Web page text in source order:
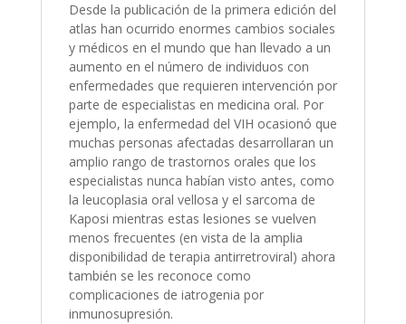
Desde la publicación de la primera edición del
atlas han ocurrido enormes cambios sociales
y médicos en el mundo que han llevado a un
aumento en el número de individuos con
enfermedades que requieren intervención por
parte de especialistas en medicina oral. Por
ejemplo, la enfermedad del VIH ocasionó que
muchas personas afectadas desarrollaran un
amplio rango de trastornos orales que los
especialistas nunca habían visto antes, como
la leucoplasia oral vellosa y el sarcoma de
Kaposi mientras estas lesiones se vuelven
menos frecuentes (en vista de la amplia
disponibilidad de terapia antirretroviral) ahora
también se les reconoce como
complicaciones de iatrogenia por
inmunosupresión.